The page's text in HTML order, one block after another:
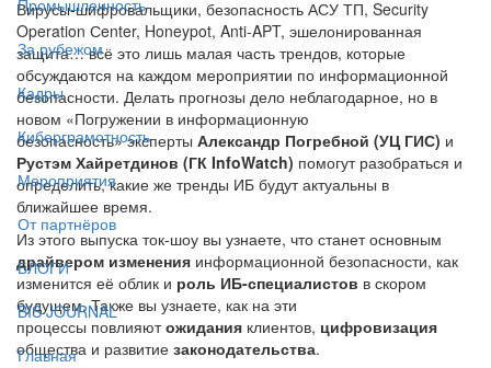
Промышленность
За рубежом
Кадры
Киберграмотность
Мероприятия
От партнёров
БЛОГИ
BIS JOURNAL
Главная
Вирусы-шифровальщики, безопасность АСУ ТП, Security
Operation Сenter, Honeypot, Anti-APT, эшелонированная
защита… всё это лишь малая часть трендов, которые
обсуждаются на каждом мероприятии по информационной
безопасности. Делать прогнозы дело неблагодарное, но в
новом «Погружении в информационную
безопасность» эксперты Александр Погребной (УЦ ГИС) и
Рустэм Хайретдинов (ГК InfoWatch) помогут разобраться и
определить, какие же тренды ИБ будут актуальны в
ближайшее время.
Из этого выпуска ток-шоу вы узнаете, что станет основным
драйвером изменения информационной безопасности, как
изменится её облик и роль ИБ-специалистов в скором
будущем. Также вы узнаете, как на эти
процессы повлияютожидания клиентов, цифровизация
общества и развитие законодательства.